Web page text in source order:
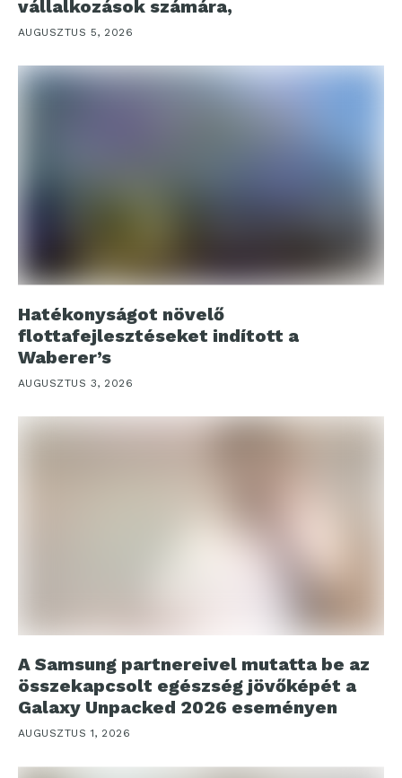
vállalkozások számára,
AUGUSZTUS 5, 2026
Hatékonyságot növelő
flottafejlesztéseket indított a
Waberer’s
AUGUSZTUS 3, 2026
A Samsung partnereivel mutatta be az
összekapcsolt egészség jövőképét a
Galaxy Unpacked 2026 eseményen
AUGUSZTUS 1, 2026